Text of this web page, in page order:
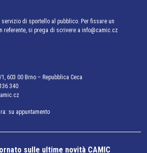
servizio di sportello al pubblico. Per fissare un
referente, si prega di scrivere a info@camic.cz
603 00 Brno – Repubblica Ceca
340
su appuntamento
sulle ultime novità CAMIC